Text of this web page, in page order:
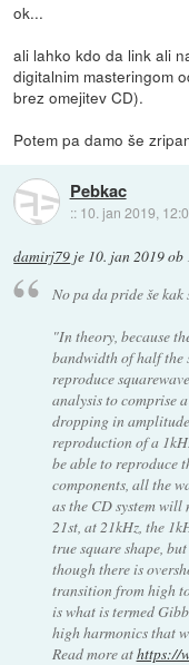
ok...
ali lahko kdo da link ali
digitalnim masteringom
brez omejitev CD).
Potem pa damo še
Pebkac
:: 10. jan 2019,
damirj79 je 10. jan 2019 ob
No pa da pride še
"In theory, because
bandwidth of half
reproduce
analysis to comprise
dropping in
reproduction of a
be able to reproduce
components, all the
as the CD system will
21st, at 21kHz, the
true square shape,
though there is
transition from high
is what is termed
high harmonics that
Read more athttps://